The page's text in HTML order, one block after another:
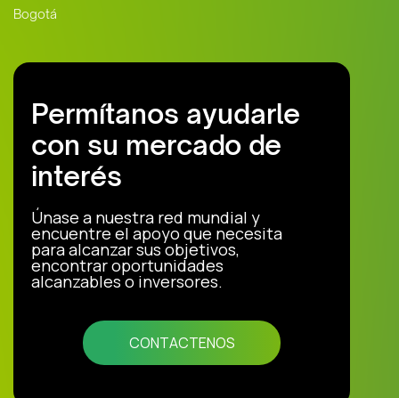
Bogotá
Permítanos ayudarle
con su mercado de
interés
Únase a nuestra red mundial y
encuentre el apoyo que necesita
para alcanzar sus objetivos,
encontrar oportunidades
alcanzables o inversores.
CONTACTENOS